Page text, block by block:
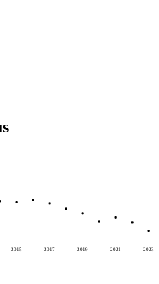
2015 2017 2019 2021 2023